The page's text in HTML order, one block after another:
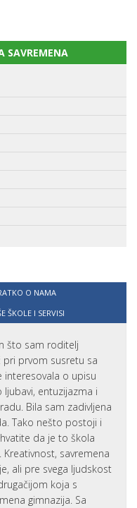
SAVREMENA
O NAMA
ŠKOLE I SERVISI
što sam roditelj
pri prvom susretu sa
interesovala o upisu
entuzijazma i
Bila sam zadivljena
Tako nešto postoji i
da je to škola
savremena
ali pre svega ljudskost
koja s
gimnazija. Sa